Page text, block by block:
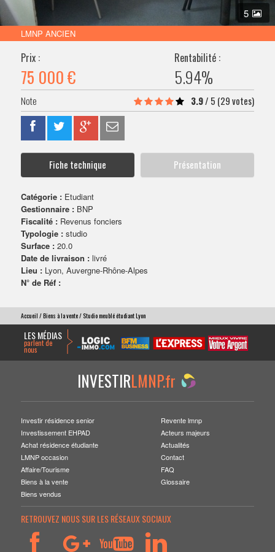
VENDRE SON BIEN
5
LMNP ANCIEN
Prix :
75 000 €
Rentabilité :
5.94%
3.9/ 5 (29 votes)
Fiche technique Présentation
Catégorie :Etudiant
Gestionnaire :BNP
Fiscalité :Revenus fonciers
Typologie :studio
Surface :20.0
Date de livraison :livré
Lieu :Lyon, Auvergne-Rhône-Alpes
N° de Réf :
Accueil /Biens à la vente/ Studio meublé étudiant Lyon
LES MÉDIAS
parlent de
nous
INVESTIRLMNP.fr
Investir résidence senior
Investissement EHPAD
Achat résidence étudiante
LMNP occasion
Affaire/Tourisme
Biens à la vente
Biens vendus
Revente lmnp
Acteurs majeurs
Actualités
Contact
FAQ
Glossaire
RETROUVEZ NOUS SUR LES RÉSEAUX SOCIAUX